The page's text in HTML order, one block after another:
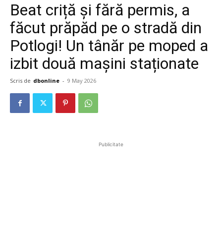
Beat criță și fără permis, a
făcut prăpăd pe o stradă din
Potlogi! Un tânăr pe moped a
izbit două mașini staționate
Scris de dbonline - 9 May 2026
Publicitate